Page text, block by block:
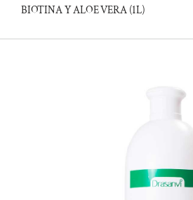
BIOTINA Y ALOE VERA (1L)